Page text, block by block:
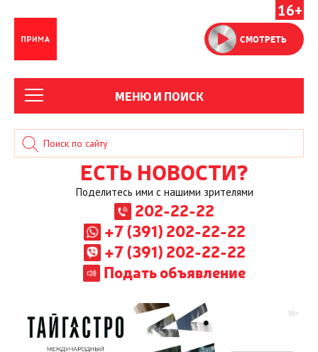
16+
СМОТРЕТЬ
МЕНЮ И ПОИСК
ЕСТЬ НОВОСТИ?
Поделитесь ими с нашими зрителями
202-22-22
+7 (391) 202-22-22
+7 (391) 202-22-22
Подать объявление